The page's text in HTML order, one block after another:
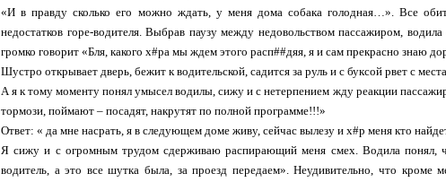
«И в правду сколько его можно ждать, у меня дома собака голодная…». Все
недостатков горе-водителя. Выбрав паузу между недовольством пассажиром,
громко говорит «Бля, какого х#ра мы ждем этого расп##дяя, я и сам прекрасно знаю
Шустро открывает дверь, бежит к водительской, садится за руль и с буксой рвет с
А я к тому моменту понял умысел водилы, сижу и с нетерпением жду реакции
тормози, поймают – посадят, накрутят по полной программе!!!»
Ответ: « да мне насрать, я в следующем доме живу, сейчас вылезу и х#р меня кто
Я сижу и с огромным трудом сдерживаю распирающий меня смех. Водила понял,
водитель, а это все шутка была, за проезд передаем». Неудивительно, что кроме